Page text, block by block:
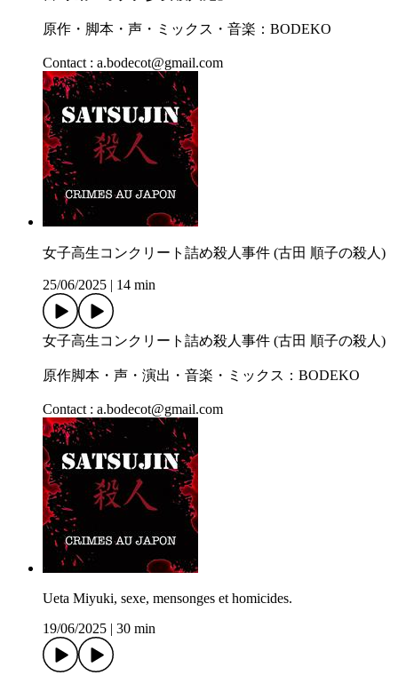
原作・脚本・声・ミックス・音楽：BODEKO
Contact : a.bodecot@gmail.com
女子高生コンクリート詰め殺人事件 (古田 順子の殺人)
25/06/2025 14 min
女子高生コンクリート詰め殺人事件 (古田 順子の殺人)
原作脚本・声・演出・音楽・ミックス：BODEKO
Contact : a.bodecot@gmail.com
Ueta Miyuki, sexe, mensonges et homicides.
19/06/2025
30 min